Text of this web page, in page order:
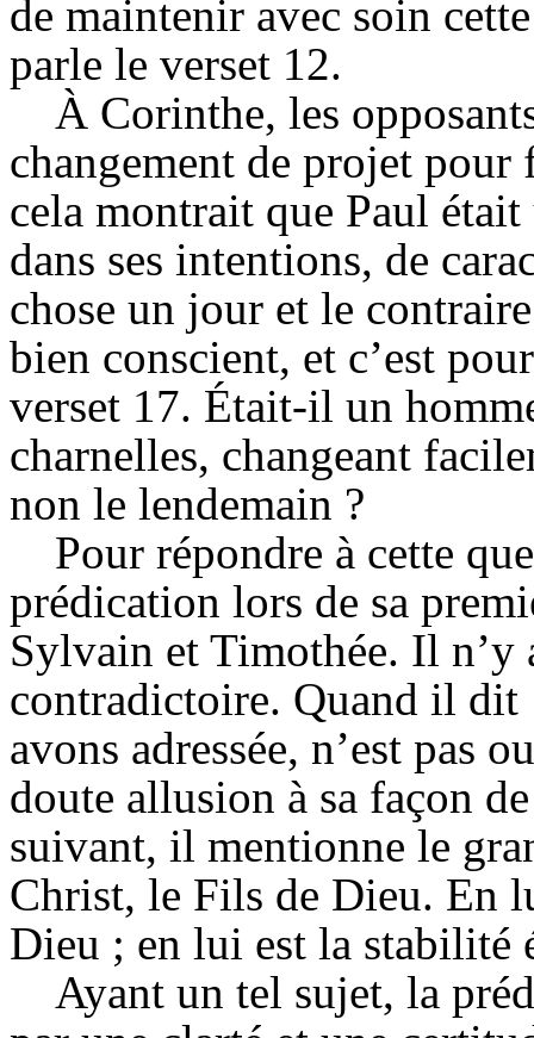
de maintenir avec soin
parle le verset 12.
À Corinthe, les
changement de projet pour
cela montrait que Paul
dans ses intentions, de
chose un jour et le
bien conscient, et c’est
verset 17. Était-il un
charnelles, changeant
non le lendemain ?
Pour répondre à cette
prédication lors de sa
Sylvain et Timothée. Il n’y
contradictoire. Quand il dit
avons adressée, n’est pas
doute allusion à sa façon
suivant, il mentionne le
Christ, le Fils de Dieu. En
Dieu ; en lui est la stabilité
Ayant un tel sujet, la